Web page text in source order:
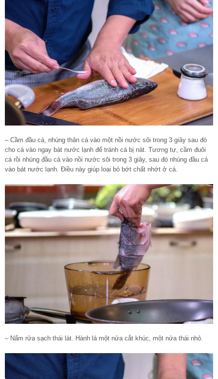
– Cầm đầu cá, nhúng thân cá vào một nồi nước sôi trong 3 giây sau đó
cho cá vào ngay bát nước lạnh để tránh cá bị nát. Tương tự, cầm đuôi
cá rồi nhúng đầu cá vào nồi nước sôi trong 3 giây, sau đó nhúng đầu cá
vào bát nước lạnh. Điều này giúp loại bỏ bớt chất nhớt ở cá.
– Nấm rửa sạch thái lát. Hành lá một nửa cắt khúc, một nửa thái nhỏ.